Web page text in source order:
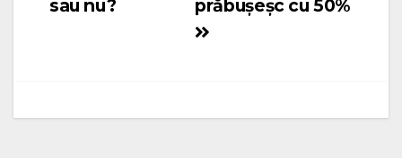
prăbuşeşc cu 50%
sau nu?